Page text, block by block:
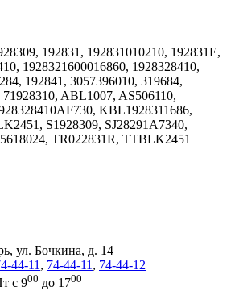
192831, 192831010210, 192831E,
1928321600016860, 1928328410,
192841, 3057396010, 319684,
ABL1007, AS506110,
KBL1928311686,
S1928309, SJ28291A7340,
TR022831R, TTBLK2451
ул. Бочкина, д. 14
44-11 , 74-44-11 , 74-44-12
с 900 до 1700